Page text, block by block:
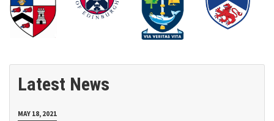
Latest News
MAY 18, 2021